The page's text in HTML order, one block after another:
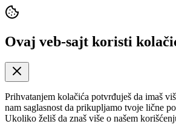
Ovaj veb-sajt koristi
Prihvatanjem kolačića potvrđuješ da imaš
nam saglasnost da prikupljamo tvoje lične
Ukoliko želiš da znaš više o našem